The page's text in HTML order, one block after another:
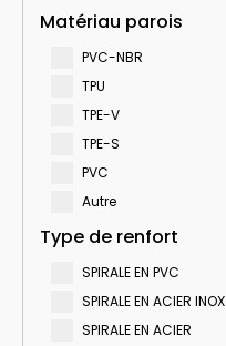
Matériau parois
PVC-NBR
TPU
TPE-V
TPE-S
PVC
Autre
Type de renfort
SPIRALE EN PVC
SPIRALE EN ACIER INOX
SPIRALE EN ACIER